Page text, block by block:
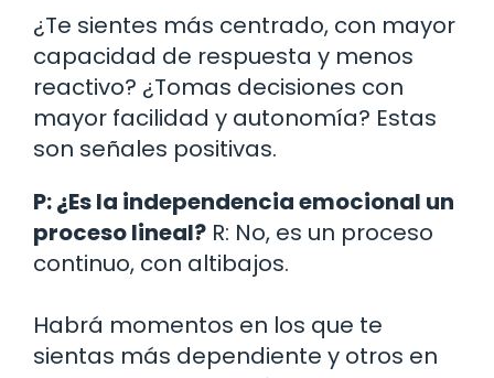
¿Te sientes más centrado, con mayor
capacidad de respuesta y menos
reactivo? ¿Tomas decisiones con
mayor facilidad y autonomía? Estas
son señales positivas.
P: ¿Es la independencia emocional un
proceso lineal? R: No, es un proceso
continuo, con altibajos.
Habrá momentos en los que te
sientas más dependiente y otros en